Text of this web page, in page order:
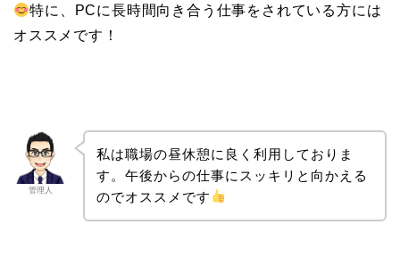
特に、PCに長時間向き合う仕事をされている方には
オススメです！
管理人
私は職場の昼休憩に良く利用しておりま
す。午後からの仕事にスッキリと向かえる
のでオススメです